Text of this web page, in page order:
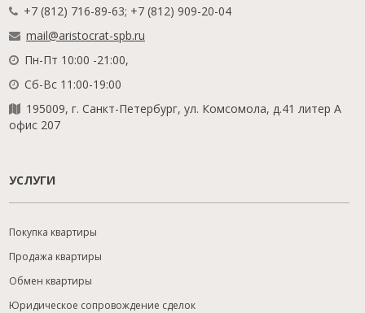
+7 (812) 716-89-63; +7 (812) 909-20-04
mail@aristocrat-spb.ru
Пн-Пт 10:00 -21:00,
Сб-Вс 11:00-19:00
195009, г. Санкт-Петербург, ул. Комсомола, д.41 литер А
офис 207
УСЛУГИ
Покупка квартиры
Продажа квартиры
Обмен квартиры
Юридическое сопровождение сделок